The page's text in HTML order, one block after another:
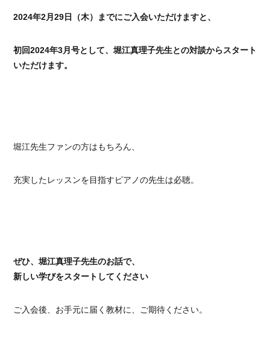
2024年2月29日（木）までにご入会いただけますと、
初回2024年3月号として、堀江真理子先生との対談からスタート
いただけます。
堀江先生ファンの方はもちろん、
充実したレッスンを目指すピアノの先生は必聴。
ぜひ、堀江真理子先生のお話で、
新しい学びをスタートしてください
ご入会後、お手元に届く教材に、ご期待ください。